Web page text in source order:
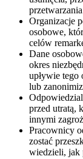
Organizacje
osobowe,
celów
Dane
okres
upływie tego
lub
przed utratą,
innymi
Pracownicy
zostać
wiedzieli, jak